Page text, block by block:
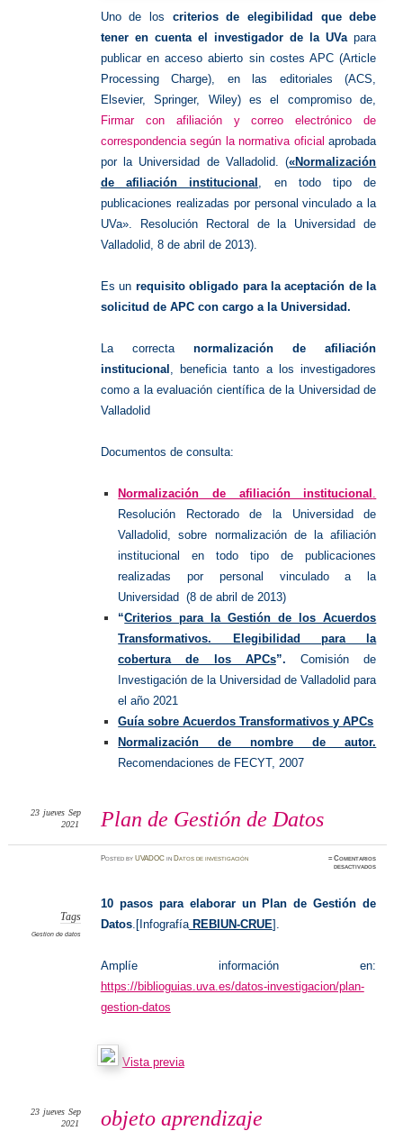
Uno de los criterios de elegibilidad que debe
tener en cuenta el investigador de la UVapara
publicar en acceso abierto sin costes APC (Article
Processing Charge), en las editoriales (ACS,
Elsevier, Springer, Wiley) es el compromiso de,
Firmar con afiliación y correo electrónico de
correspondencia según la normativa oficial aprobada
por la Universidad de Valladolid. («Normalización
de afiliación institucional , en todo tipo de
publicaciones realizadas por personal vinculado a la
UVa». Resolución Rectoral de la Universidad de
Valladolid, 8 de abril de 2013).
Es un requisito obligado para la aceptación de la
solicitud de APC con cargo a la Universidad.
La correctanormalización de afiliación
institucional , beneficia tanto a los investigadores
como a la evaluación científica de la Universidad de
Valladolid
Documentos de consulta:
Normalización de afiliación institucional .
Resolución Rectorado de la Universidad de
Valladolid, sobre normalización de la afiliación
institucional en todo tipo de publicaciones
realizadas por personal vinculado a la
Universidad (8 de abril de 2013)
“Criterios para la Gestión de los Acuerdos
Transformativos. Elegibilidad para la
cobertura de los APCs”.Comisión de
Investigación de la Universidad de Valladolid para
el año 2021
Guía sobre Acuerdos Transformativos y APCs
Normalización de nombre de autor.
Recomendaciones de FECYT, 2007
Plan de Gestión de Datos
23 jueves Sep
2021
PostedbyUVADOC in Datos de investigación ≈Comentarios
desactivadosen
Datos
Tags
Gestion de datos
10 pasos para elaborar un Plan de Gestión de
Datos. [InfografíaREBIUN-CRUE].
Amplíe información en:
https://biblioguias.uva.es/datos-investigacion/plan-
gestion-datos
Vista previaen
objeto aprendizaje
23 jueves Sep
2021